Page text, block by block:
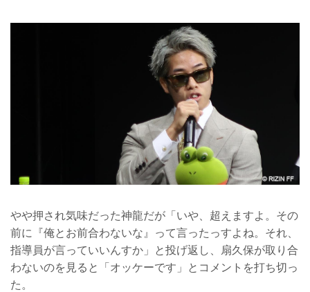
やや押され気味だった神龍だが「いや、超えますよ。その
前に『俺とお前合わないな』って言ったっすよね。それ、
指導員が言っていいんすか」と投げ返し、扇久保が取り合
わないのを見ると「オッケーです」とコメントを打ち切っ
た。